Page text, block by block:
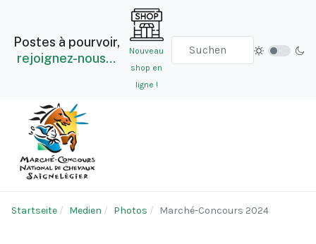
Postes à pourvoir,
rejoignez-nous…
Nouveau
shop en
ligne !
Startseite Medien Photos Marché-Concours 2024